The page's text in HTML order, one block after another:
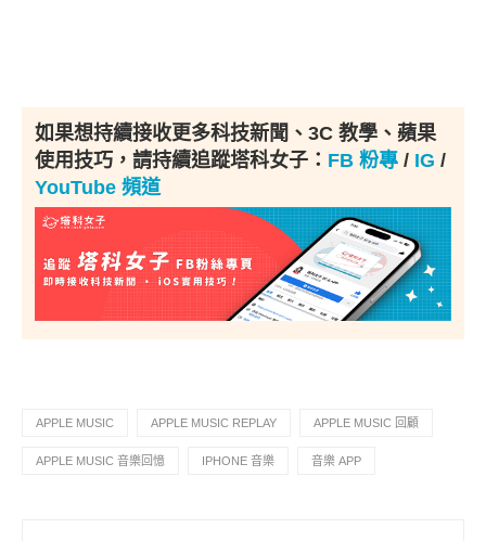
如果想持續接收更多科技新聞、3C 教學、蘋果
使用技巧，請持續追蹤塔科女子： FB 粉專 / IG /
YouTube 頻道
APPLE MUSIC APPLE MUSIC REPLAY APPLE MUSIC 回顧
APPLE MUSIC 音樂回憶 IPHONE 音樂 音樂 APP